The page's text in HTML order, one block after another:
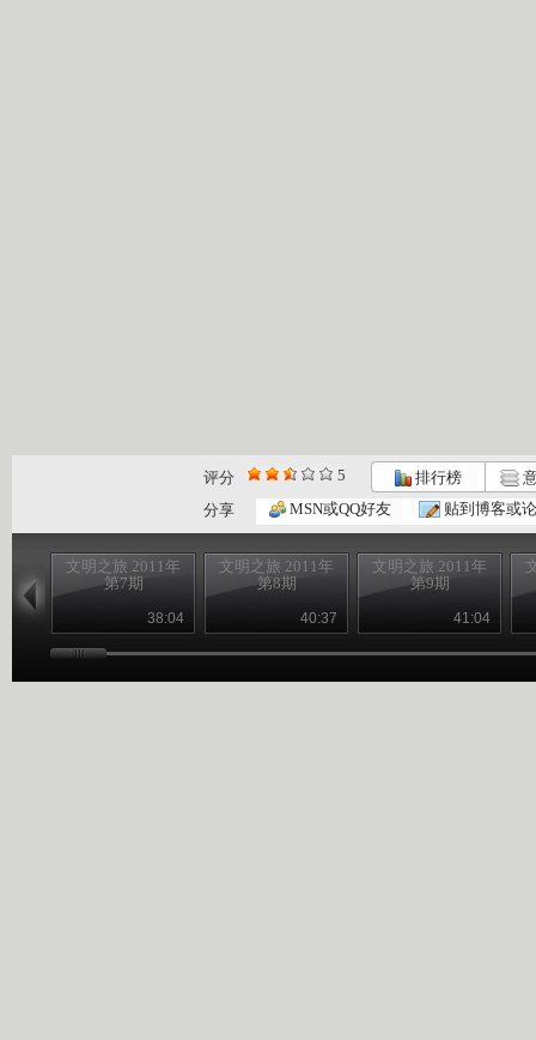
评分 5 排行榜
分享
MSN或QQ好友 贴到博客或
文明之旅 2011年
第7期
38:04
文明之旅 2011年
第8期
40:37
文明之旅 2011年
第9期
41:04